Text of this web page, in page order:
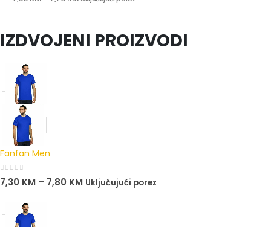
IZDVOJENI PROIZVODI
Fanfan Men
0out of 5
7,30 KM – 7,80 KM Uključujući porez